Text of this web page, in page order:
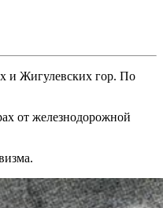
и Жигулевских гор. По
от железнодорожной